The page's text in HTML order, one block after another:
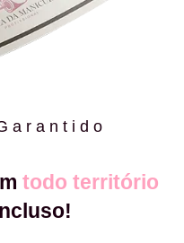
todo território